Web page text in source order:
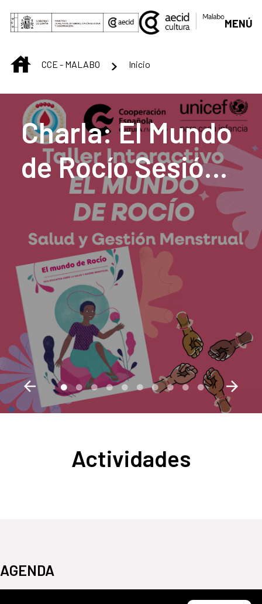
Skip to Main Content
MENÚ
INICIOCCE - MALABO Inicio
Centro Cultural de
Charla: El Mundo
de Rocío Sesión
interactiva para
la salud y gestión
menstrual
Actividades
AGENDA